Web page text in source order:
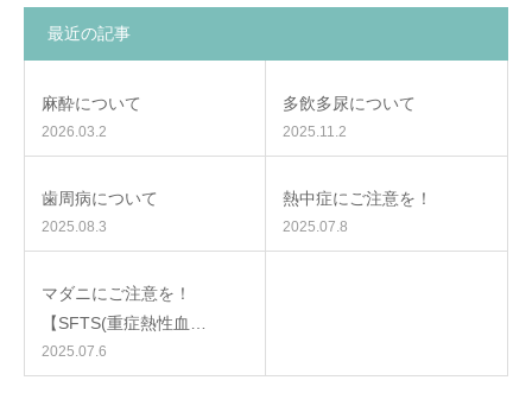
最近の記事
麻酔について
2026.03.2
多飲多尿について
2025.11.2
歯周病について
2025.08.3
熱中症にご注意を！
2025.07.8
マダニにご注意を！
【SFTS(重症熱性血…
2025.07.6